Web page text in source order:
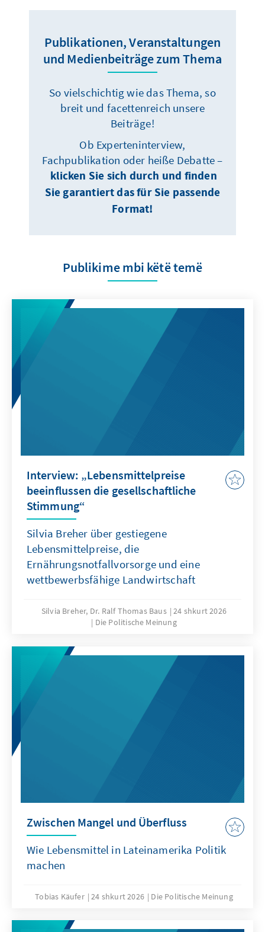
Publikationen, Veranstaltungen
und Medienbeiträge zum Thema
So vielschichtig wie das Thema, so
breit und facettenreich unsere
Beiträge!
Ob Experteninterview,
Fachpublikation oder heiße Debatte –
klicken Sie sich durch und finden
Sie garantiert das für Sie passende
Format!
Publikime mbi këtë temë
Interview: „Lebensmittelpreise
beeinflussen die gesellschaftliche
Stimmung“
Silvia Breher über gestiegene
Lebensmittelpreise, die
Ernährungsnotfallvorsorge und eine
wettbewerbsfähige Landwirtschaft
Silvia Breher, Dr. Ralf Thomas Baus
24 shkurt 2026
Die Politische Meinung
Zwischen Mangel und Überfluss
Wie Lebensmittel in Lateinamerika Politik
machen
Tobias Käufer 24 shkurt 2026 Die Politische Meinung